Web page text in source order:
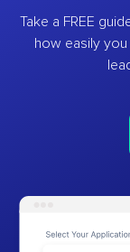
Take a FREE
how easily